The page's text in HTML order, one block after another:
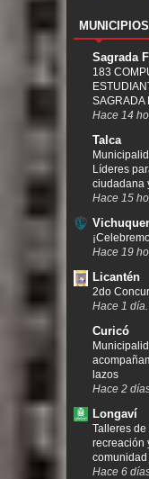
MUNICIPIOS
Sagrada
183
SAGRADA
Hace 14
Talca
Líderes
ciudadana
Hace 15
Hace 19
Licantén
2do
Hace 1 día.
Curicó
lazos
Hace 2
Longaví
Talleres
recreación
comunidad
Hace 6